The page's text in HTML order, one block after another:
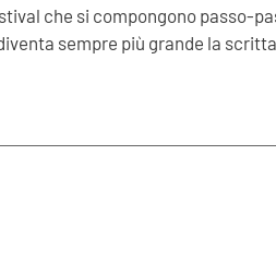
che si compongono passo-
sempre più grande la